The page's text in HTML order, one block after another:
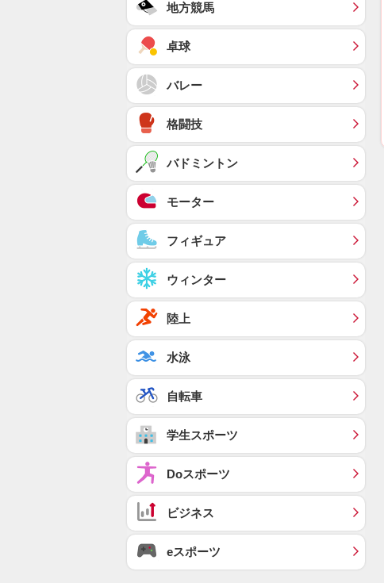
地方競馬
卓球
バレー
格闘技
バドミントン
モーター
フィギュア
ウィンター
陸上
水泳
自転車
学生スポーツ
Doスポーツ
ビジネス
eスポーツ